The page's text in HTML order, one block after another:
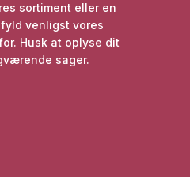
sortiment eller en
venligst vores
Husk at oplyse dit
sager.